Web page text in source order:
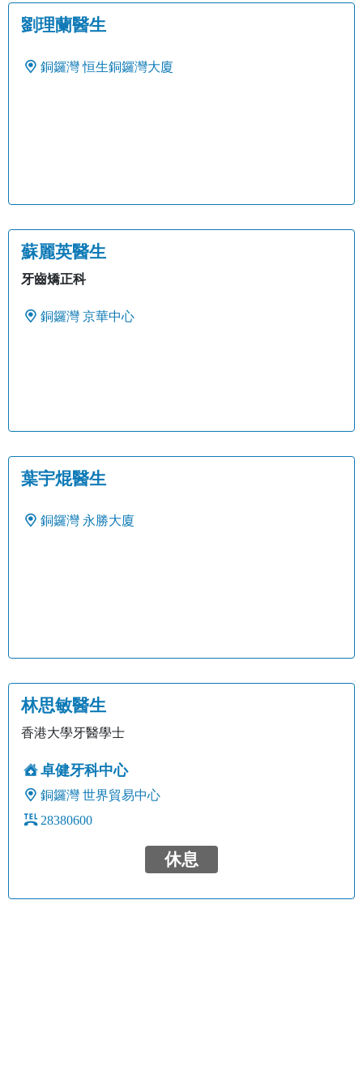
劉理蘭醫生
銅鑼灣 恒生銅鑼灣大廈
蘇麗英醫生
牙齒矯正科
銅鑼灣 京華中心
葉宇焜醫生
銅鑼灣 永勝大廈
林思敏醫生
香港大學牙醫學士
卓健牙科中心
銅鑼灣 世界貿易中心
28380600
休息